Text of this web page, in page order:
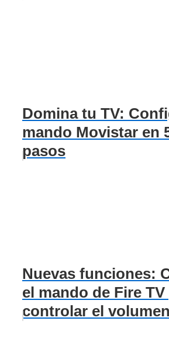
Domina tu TV:
mando Movistar en
pasos
Nuevas funciones:
el mando de Fire TV
controlar el volumen